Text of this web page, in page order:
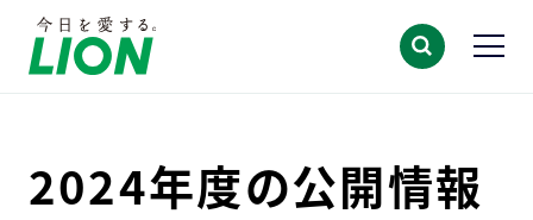
2024年度の公開情報